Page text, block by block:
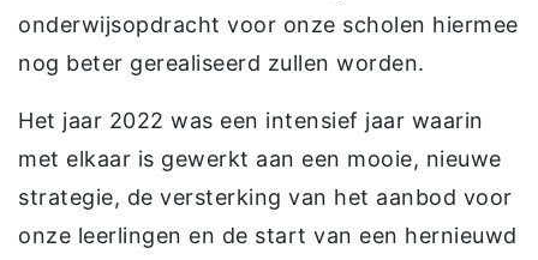
onderwijsopdracht voor onze scholen hiermee
nog beter gerealiseerd zullen worden.
Het jaar 2022 was een intensief jaar waarin
met elkaar is gewerkt aan een mooie, nieuwe
strategie, de versterking van het aanbod voor
onze leerlingen en de start van een hernieuwd